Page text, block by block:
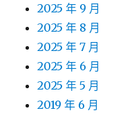
2025 年 9 月
2025 年 8 月
2025 年 7 月
2025 年 6 月
2025 年 5 月
2019 年 6 月